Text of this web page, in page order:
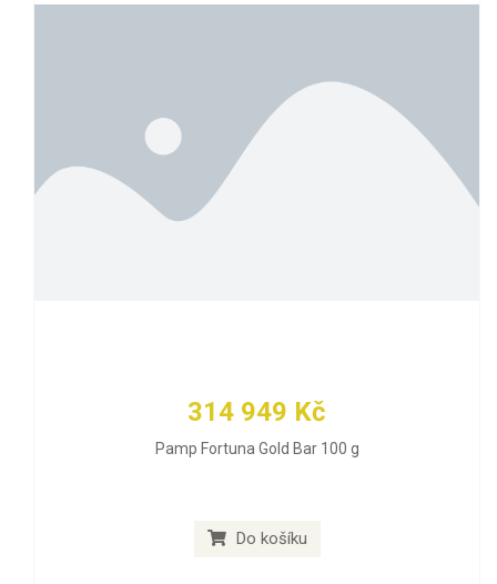
314 949 Kč
Pamp Fortuna Gold Bar 100 g
Do košíku